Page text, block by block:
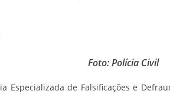
Foto: Polícia Civil
Especializada de Falsificações e